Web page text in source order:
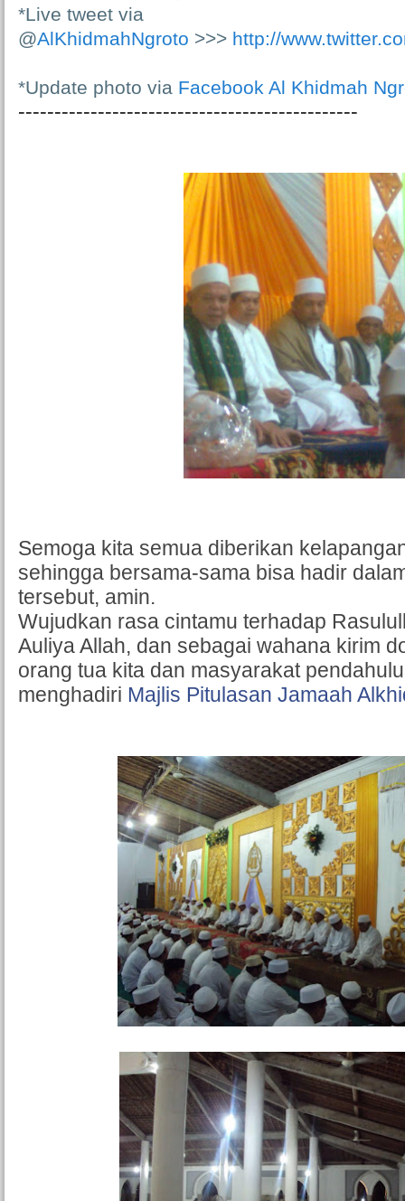
*Live tweet via
@AlKhidmahNgroto >>> http://
*Update photo via Facebook Al Khidmah
-----------------------------------------------
Semoga kita semua diberikan
sehingga bersama-sama bisa hadir
tersebut, amin.
Wujudkan rasa cintamu terhadap
Auliya Allah, dan sebagai wahana kirim
orang tua kita dan masyarakat
menghadiri Majlis Pitulasan Jamaah